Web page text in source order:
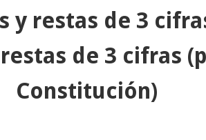
y restas de 3
de 3 cifras
Constitución)